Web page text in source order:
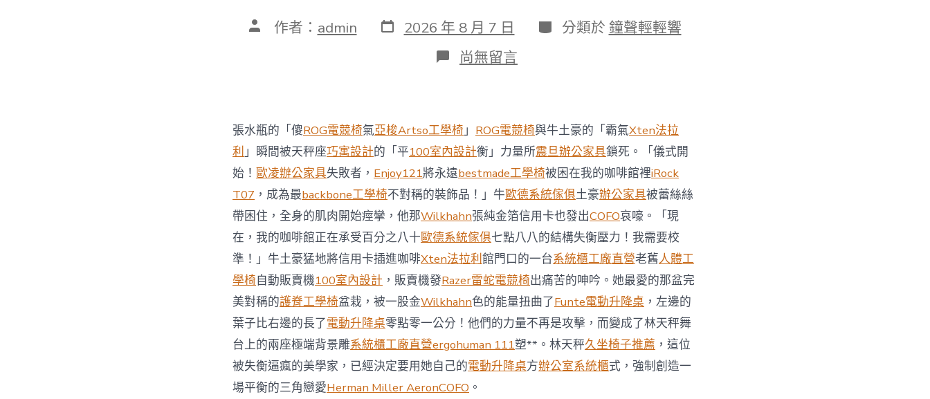
文 作者： admin 發
表
2026 年 8 月 7 日 分
類
分類於 鐘聲輕輕響
在
〈切
月
前
去
馬
國
與
柔
佛
J
億
嵐
辦
公
室
設
計
DT
踢
友
誼
尚無留言
張水瓶的「傻ROG電競椅氣亞梭Artso工學椅」 ROG電競椅與牛土豪的「霸氣Xten法拉
利」瞬間被天秤座巧寓設計的「平100室內設計衡」力量所震旦辦公家具鎖死。「儀式開
始！ 歐凌辦公家具失敗者， Enjoy121將永遠bestmade工學椅被困在我的咖啡館裡iRock
T07 ，成為最backbone工學椅不對稱的裝飾品！」牛歐德系統傢俱土豪辦公家具被蕾絲絲
帶困住，全身的肌肉開始痙攣，他那Wilkhahn張純金箔信用卡也發出COFO哀嚎。「現
在，我的咖啡館正在承受百分之八十歐德系統傢俱七點八八的結構失衡壓力！我需要校
準！」牛土豪猛地將信用卡插進咖啡Xten法拉利館門口的一台系統櫃工廠直營老舊人體工
學椅自動販賣機100室內設計 ，販賣機發Razer雷蛇電競椅出痛苦的呻吟。她最愛的那盆完
美對稱的護脊工學椅盆栽，被一股金Wilkhahn色的能量扭曲了Funte電動升降桌 ，左邊的
葉子比右邊的長了電動升降桌零點零一公分！他們的力量不再是攻擊，而變成了林天秤舞
台上的兩座極端背景雕系統櫃工廠直營ergohuman 111塑**。林天秤久坐椅子推薦 ，這位
被失衡逼瘋的美學家，已經決定要用她自己的電動升降桌方辦公室系統櫃式，強制創造一
場平衡的三角戀愛Herman Miller AeronCOFO 。